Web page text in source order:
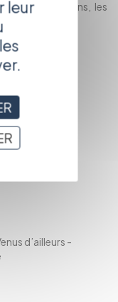
Dans deux ans, les
d’ailleurs -
leur